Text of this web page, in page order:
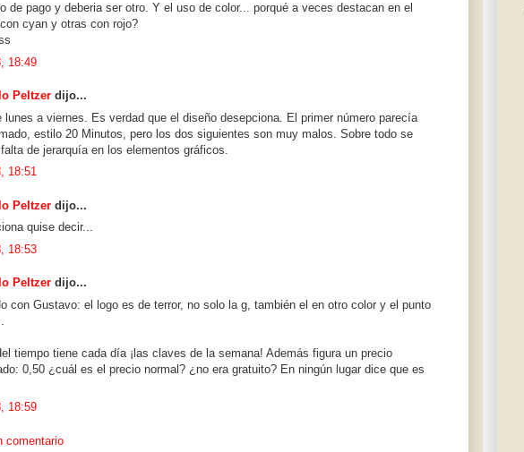
de pago y deberia ser otro. Y el uso de color... porqué a veces destacan en el
cyan y otras con rojo?
18:49
Peltzer dijo...
lunes a viernes. Es verdad que el diseño desepciona. El primer número parecía
estilo 20 Minutos, pero los dos siguientes son muy malos. Sobre todo se
de jerarquía en los elementos gráficos.
18:51
Peltzer dijo...
quise decir...
18:53
Peltzer dijo...
con Gustavo: el logo es de terror, no solo la g, también el en otro color y el punto
tiempo tiene cada día ¡las claves de la semana! Además figura un precio
0,50 ¿cuál es el precio normal? ¿no era gratuito? En ningún lugar dice que es
18:59
comentario